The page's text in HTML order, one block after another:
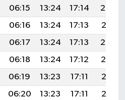
06:15 13:24 17:14
20:23
06:16 13:24 17:13
20:21
06:17 13:24 17:13
20:20
06:18 13:24 17:12
20:19
06:19 13:23 17:11
20:17
06:20 13:23 17:11
20:16